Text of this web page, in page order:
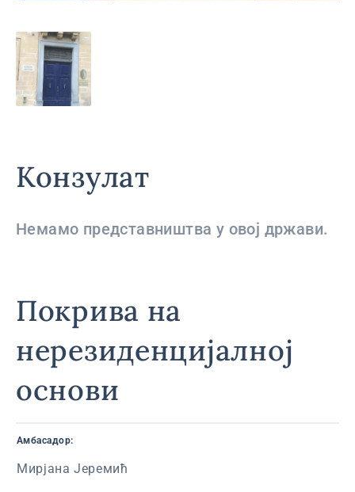
Конзулат
Немамо представништва у овој држави.
Покрива на
нерезиденцијалној
основи
Амбасадор:
Мирјана Јеремић